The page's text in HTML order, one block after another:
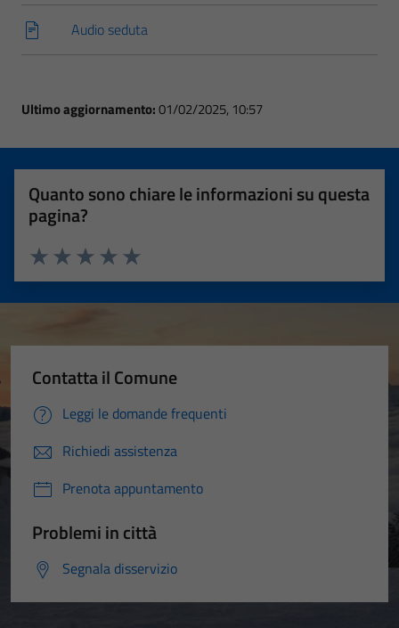
Audio seduta
Ultimo aggiornamento:01/02/2025, 10:57
Quanto sono chiare le informazioni su questa
pagina?
Valuta 5 stelle su 5
Valuta 4 stelle su 5
Valuta 3 stelle su 5
Valuta 2 stelle su 5
Valuta 1 stelle su 5
Contatta il Comune
Leggi le domande frequenti
Richiedi assistenza
Prenota appuntamento
Problemi in città
Segnala disservizio